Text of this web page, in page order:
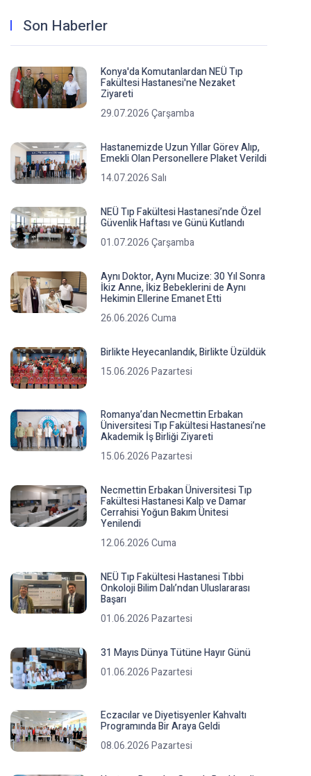
Son Haberler
Konya'da Komutanlardan NEÜ Tıp
Fakültesi Hastanesi'ne Nezaket
Ziyareti
29.07.2026 Çarşamba
Hastanemizde Uzun Yıllar Görev Alıp,
Emekli Olan Personellere Plaket Verildi
14.07.2026 Salı
NEÜ Tıp Fakültesi Hastanesi’nde Özel
Güvenlik Haftası ve Günü Kutlandı
01.07.2026 Çarşamba
Aynı Doktor, Aynı Mucize: 30 Yıl Sonra
İkiz Anne, İkiz Bebeklerini de Aynı
Hekimin Ellerine Emanet Etti
26.06.2026 Cuma
Birlikte Heyecanlandık, Birlikte Üzüldük
15.06.2026 Pazartesi
Romanya’dan Necmettin Erbakan
Üniversitesi Tıp Fakültesi Hastanesi’ne
Akademik İş Birliği Ziyareti
15.06.2026 Pazartesi
Necmettin Erbakan Üniversitesi Tıp
Fakültesi Hastanesi Kalp ve Damar
Cerrahisi Yoğun Bakım Ünitesi
Yenilendi
12.06.2026 Cuma
NEÜ Tıp Fakültesi Hastanesi Tıbbi
Onkoloji Bilim Dalı’ndan Uluslararası
Başarı
01.06.2026 Pazartesi
31 Mayıs Dünya Tütüne Hayır Günü
01.06.2026 Pazartesi
Eczacılar ve Diyetisyenler Kahvaltı
Programında Bir Araya Geldi
08.06.2026 Pazartesi